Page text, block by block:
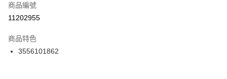
【「AFTEE先享後付」結帳流程】
１．於結帳方式選擇「AFTEE先享後付」後，將跳轉至「AFTEE先享後付」
２．訂單成立數日內，您將收到繳費通知簡訊。
３．收到繳費通知簡訊後14天內，點擊此簡訊中的連結，可透過四大超商／
ATM／網路銀行／等多元方式進行付款，方視為交易完成。
宅配
每筆NT$100，滿NT$1,500(含以上)免運費
付款後門市自取
每筆NT$100，滿NT$1,500(含以上)免運費
商品編號
11202955
商品特色
3556101862